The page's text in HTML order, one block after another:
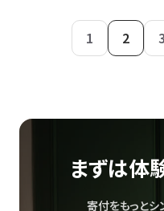
1 2 3
まずは体
寄付をもっとシ